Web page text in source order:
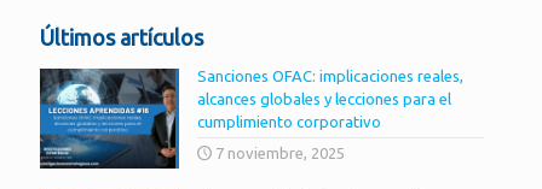
Últimos artículos
Sanciones OFAC: implicaciones reales,
alcances globales y lecciones para el
cumplimiento corporativo
7 noviembre, 2025